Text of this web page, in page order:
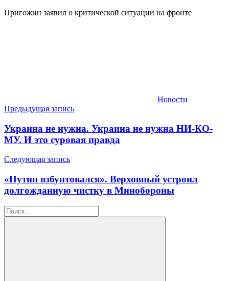
Пригожин заявил о критической ситуации на фронте
Новости
Навигация
по
записям
Предыдущая запись
Украина не нужна. Украина не нужна НИ-КО-
МУ. И это суровая правда
Следующая запись
«Путин взбунтовался». Верховный устроил
долгожданную чистку в Минобороны
Найти: